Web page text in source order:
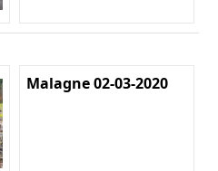
Malagne 02-03-2020